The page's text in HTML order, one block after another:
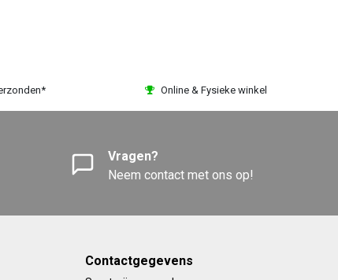
Online & Fysieke winkel
Vragen?
Neem contact met ons op!
Contactgegevens